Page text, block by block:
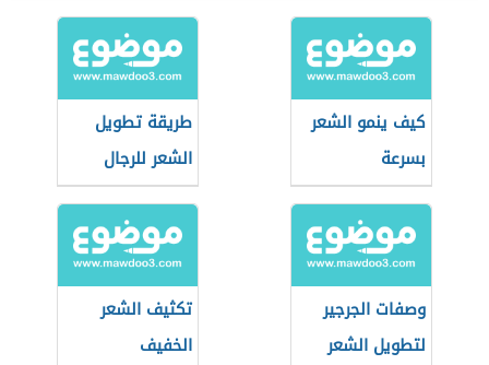
كيف ينمو الشعر
بسرعة
طريقة تطويل
الشعر للرجال
وصفات الجرجير
لتطويل الشعر
تكثيف الشعر
الخفيف